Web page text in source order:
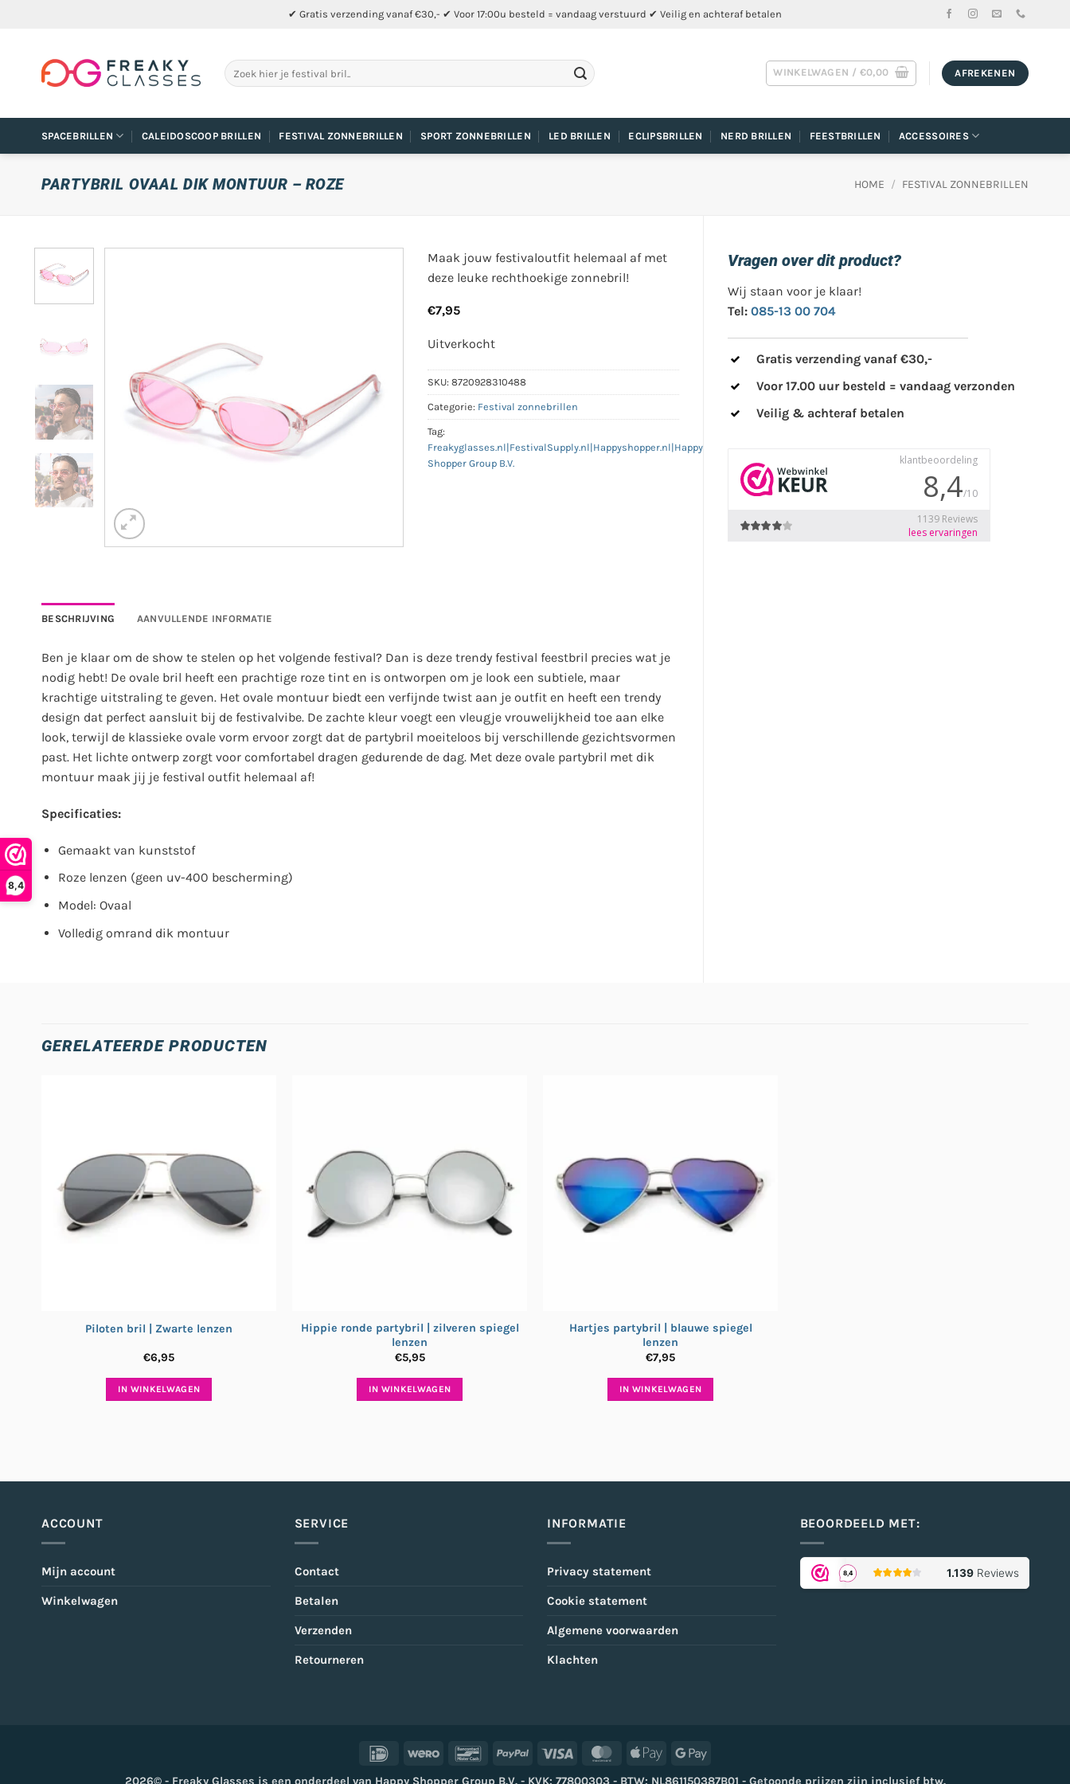
8,4
✔ Gratis verzending vanaf €30,- ✔ Voor 17:00u besteld = vandaag verstuurd ✔ Veilig en achteraf betalen
Zoeken
naar:
WINKELWAGEN / €0,00 AFREKENEN
SPACEBRILLEN CALEIDOSCOOP BRILLEN FESTIVAL ZONNEBRILLEN SPORT ZONNEBRILLEN LED BRILLEN ECLIPSBRILLEN NERD BRILLEN FEESTBRILLEN ACCESSOIRES
PARTYBRIL OVAAL DIK MONTUUR – ROZE HOME / FESTIVAL ZONNEBRILLEN
Maak jouw festivaloutfit helemaal af met
deze leuke rechthoekige zonnebril!
€7,95
Uitverkocht
SKU: 8720928310488
Categorie: Festival zonnebrillen
Tag:
Freakyglasses.nl|FestivalSupply.nl|Happyshopper.nl|Happy
Shopper Group B.V.
BESCHRIJVING AANVULLENDE INFORMATIE
Ben je klaar om de show te stelen op het volgende festival? Dan is deze trendy festival feestbril precies wat je
nodig hebt! De ovale bril heeft een prachtige roze tint en is ontworpen om je look een subtiele, maar
krachtige uitstraling te geven. Het ovale montuur biedt een verfijnde twist aan je outfit en heeft een trendy
design dat perfect aansluit bij de festivalvibe. De zachte kleur voegt een vleugje vrouwelijkheid toe aan elke
look, terwijl de klassieke ovale vorm ervoor zorgt dat de partybril moeiteloos bij verschillende gezichtsvormen
past. Het lichte ontwerp zorgt voor comfortabel dragen gedurende de dag. Met deze ovale partybril met dik
montuur maak jij je festival outfit helemaal af!
Specificaties:
Gemaakt van kunststof
Roze lenzen (geen uv-400 bescherming)
Model: Ovaal
Volledig omrand dik montuur
Vragen over dit product?
Wij staan voor je klaar!
Tel: 085-13 00 704
Gratis verzending vanaf €30,-
Voor 17.00 uur besteld = vandaag verzonden
Veilig & achteraf betalen
GERELATEERDE PRODUCTEN
Piloten bril | Zwarte lenzen
€6,95
IN WINKELWAGEN
Hippie ronde partybril | zilveren spiegel
lenzen
€5,95
IN WINKELWAGEN
Hartjes partybril | blauwe spiegel
lenzen
€7,95
IN WINKELWAGEN
ACCOUNT
Mijn account
Winkelwagen
SERVICE
Contact
Betalen
Verzenden
Retourneren
INFORMATIE
Privacy statement
Cookie statement
Algemene voorwaarden
Klachten
BEOORDEELD MET:
IDeal Wero BancontactPayPal Visa MasterCard
Apple
Google
2026© - Freaky Glasses is een onderdeel van Happy Shopper Group B.V. - KVK: 77800303 - BTW: NL861150387B01 - Getoonde prijzen zijn inclusief btw.